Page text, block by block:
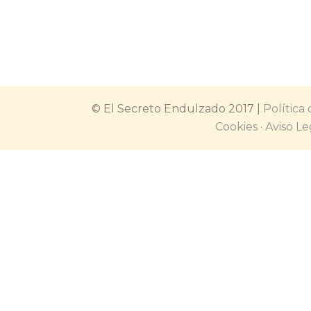
© El Secreto Endulzado 2017 | Política
Cookies· Aviso